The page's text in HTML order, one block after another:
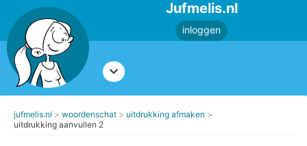
Jufmelis.nl
inloggen
jufmelis.nl woordenschat
uitdrukking afmaken
uitdrukking aanvullen 2